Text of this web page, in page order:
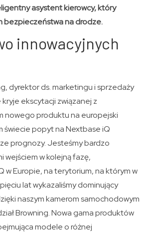
asystent kierowcy, który
bezpieczeństwa na drodze.
innowacyjnych
dyrektor ds. marketingu i sprzedaży
ekscytacji związanej z
nowego produktu na europejski
świecie popyt na Nextbase iQ
prognozy. Jesteśmy bardzo
wejściem w kolejną fazę,
w Europie, na terytorium, na którym w
lat wykazaliśmy dominujący
naszym kamerom samochodowym
Browning. Nowa gama produktów
modele o różnej